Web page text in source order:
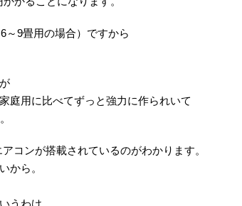
～9畳用の場合）ですから
庭用に比べてずっと強力に作られいて
コンが搭載されているのがわかります。
から。
うわけ。